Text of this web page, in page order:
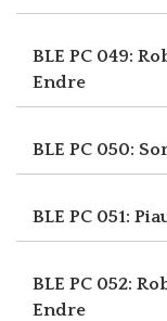
BLE PC 049:
Endre
BLE PC 050:
BLE PC 051:
BLE PC 052:
Endre